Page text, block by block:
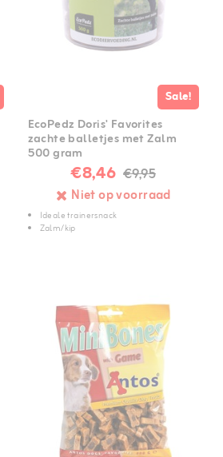
Sale!
EcoPedz Doris' Favorites
zachte balletjes met Zalm
500 gram
€8,46 €9,95
Niet op voorraad
Ideale trainersnack
Zalm/kip